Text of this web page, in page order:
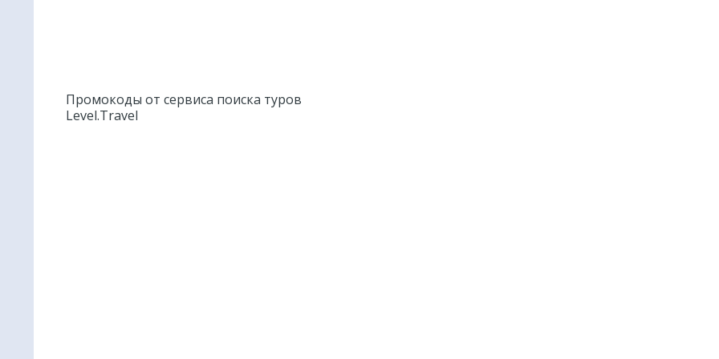
Промокоды от сервиса поиска туров
Level.Travel